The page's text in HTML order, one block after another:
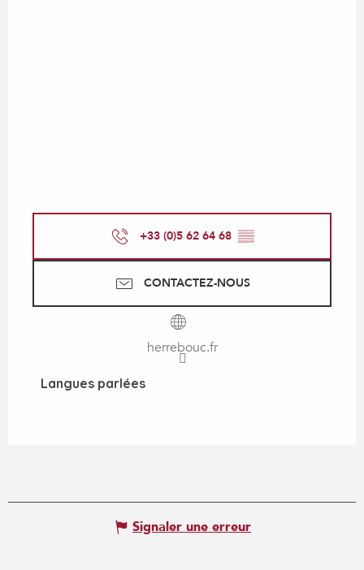
+33 (0)5 62 64 68 ▒▒
CONTACTEZ-NOUS
herrebouc.fr
Langues parlées
Langues parlées
Signaler une erreur